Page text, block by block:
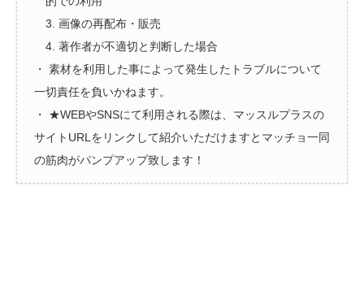
3. 画像の再配布・販売
4. 著作者が不適切と判断した場合
・ 素材を利用した事によって発生したトラブルについて
一切責任を負いかねます。
・ ★WEBやSNSにて利用される際は、マッスルプラスの
サイトURLをリンクして紹介いただけますとマッチョ一同
の筋肉がパンプアップ致します！